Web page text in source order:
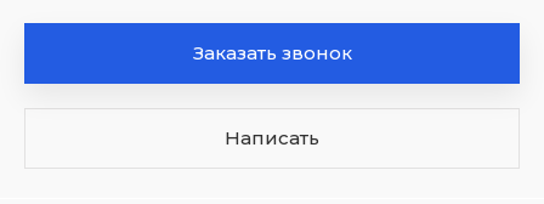
Заказать звонок
Написать